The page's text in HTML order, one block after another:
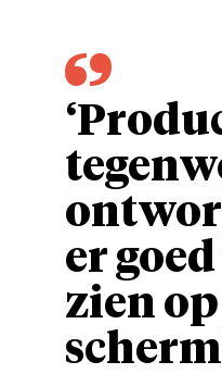
er
zien op